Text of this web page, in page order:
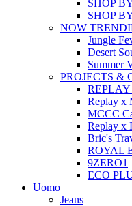
SHOP
SHOP
NOW
Jungle
Desert
Summer
PROJECTS &
REPLAY
Replay x
MCCC
Replay x
Bric's
ROYAL
9ZERO1
ECO
Uomo
Jeans